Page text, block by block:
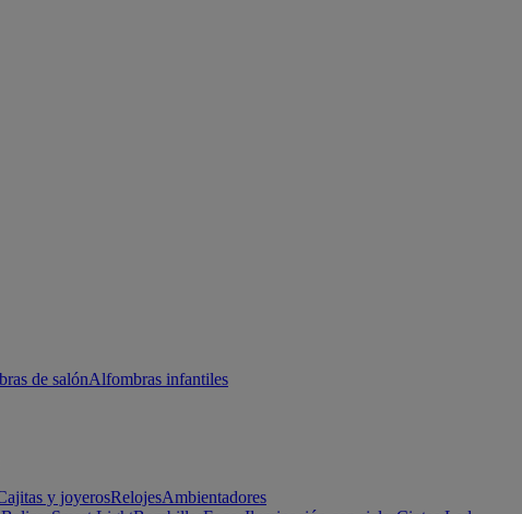
de salónAlfombras infantiles
y joyerosRelojesAmbientadores